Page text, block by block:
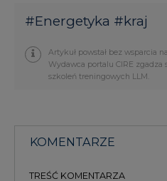
#Energetyka #kraj
Artykuł powstał bez wsparcia
Wydawca portalu CIRE
szkoleń treningowych LLM.
KOMENTARZE
TREŚĆ KOMENTARZA